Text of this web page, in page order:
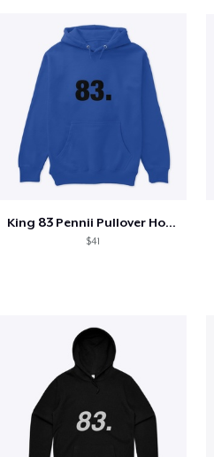
King 83 Pennii Pullover Hoodie
$41